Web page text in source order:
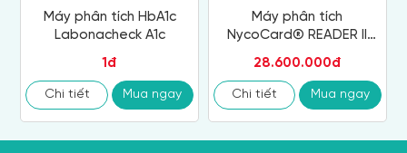
Máy phân tích HbA1c
Labonacheck A1c
1đ
Chi tiết Mua ngay
Máy phân tích
NycoCard® READER II
28.600.000đ
Chi tiết Mua ngay